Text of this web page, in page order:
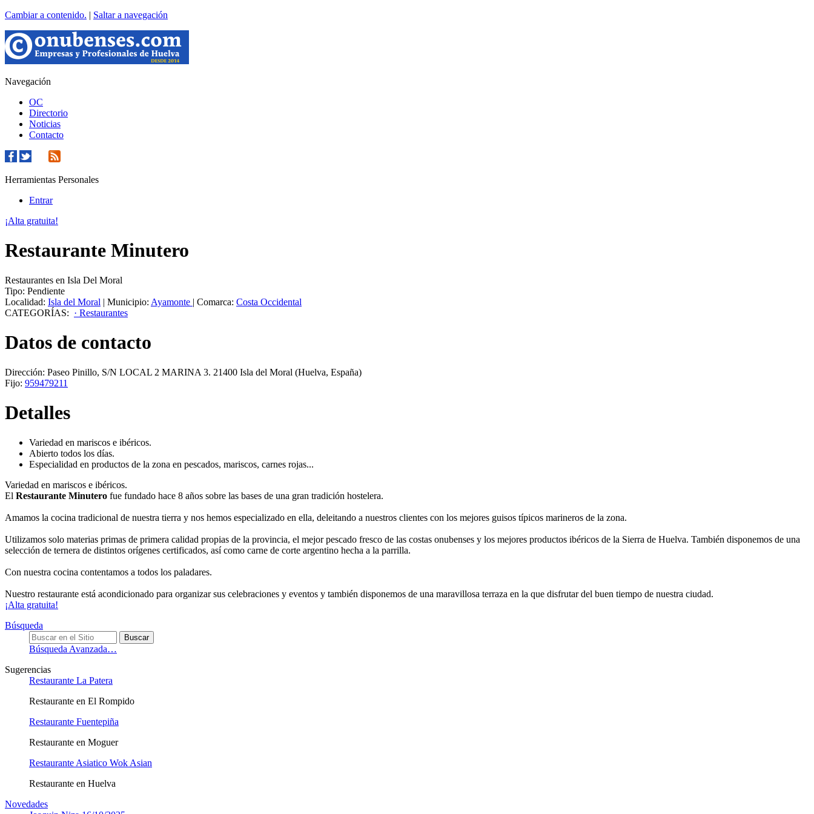
Cambiar a contenido. | Saltar a navegación
Navegación
OC
Directorio
Noticias
Contacto
Herramientas Personales
Entrar
¡Alta gratuita!
Restaurante Minutero
Restaurantes en Isla Del Moral
Tipo: Pendiente
Localidad: Isla del Moral | Municipio: Ayamonte | Comarca: Costa Occidental
CATEGORÍAS: · Restaurantes
Datos de contacto
Dirección: Paseo Pinillo, S/N LOCAL 2 MARINA 3. 21400 Isla del Moral (Huelva, España)
Fijo: 959479211
Detalles
Variedad en mariscos e ibéricos.
Abierto todos los días.
Especialidad en productos de la zona en pescados, mariscos, carnes rojas...
Variedad en mariscos e ibéricos.
El Restaurante Minutero fue fundado hace 8 años sobre las bases de una gran tradición hostelera.
Amamos la cocina tradicional de nuestra tierra y nos hemos especializado en ella, deleitando a nuestros clientes con los mejores guisos típicos marineros de la zona.
Utilizamos solo materias primas de primera calidad propias de la provincia, el mejor pescado fresco de las costas onubenses y los mejores productos ibéricos de la Sierra de Huelva. También disponemos de una
selección de ternera de distintos orígenes certificados, así como carne de corte argentino hecha a la parrilla.
Con nuestra cocina contentamos a todos los paladares.
Nuestro restaurante está acondicionado para organizar sus celebraciones y eventos y también disponemos de una maravillosa terraza en la que disfrutar del buen tiempo de nuestra ciudad.
¡Alta gratuita!
Búsqueda
Búsqueda Avanzada…
Sugerencias
Restaurante La Patera
Restaurante en El Rompido
Restaurante Fuentepiña
Restaurante en Moguer
Restaurante Asiatico Wok Asian
Restaurante en Huelva
Novedades